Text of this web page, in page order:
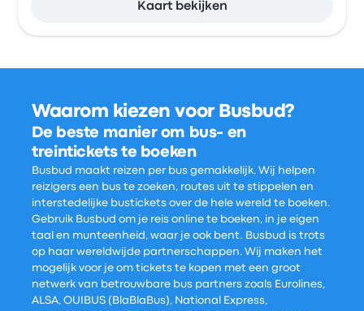
Kaart bekijken
Waarom kiezen voor Busbud?
De beste manier om bus- en
treintickets te boeken
Busbud maakt reizen per bus gemakkelijk. Wij helpen
reizigers een bus te zoeken, routes uit te stippelen en
interstedelijke bustickets over de hele wereld te boeken.
Gebruik Busbud om je reis online te boeken, in je eigen
taal en munteenheid, waar je ook bent. Busbud is trots
op haar wereldwijde partnerschappen. Wij maken het
mogelijk voor je om tickets te kopen met een groot
netwerk van betrouwbare bus partners zoals Eurolines,
ALSA, OUIBUS (BlaBlaBus), National Express,